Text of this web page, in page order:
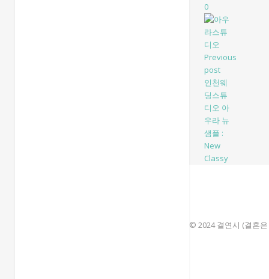
0
Previous
post
인천웨
딩스튜
디오 아
우라 뉴
샘플 :
New
Classy
© 2024 결연시 (결혼은